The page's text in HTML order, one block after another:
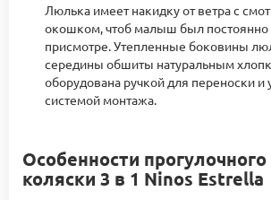
Люлька имеет накидку от ветра с
окошком, чтоб малыш был постоянно
присмотре. Утепленные боковины
середины обшиты натуральным
оборудована ручкой для переноски и
системой монтажа.
Особенности
коляски 3 в 1 Ninos Estrella